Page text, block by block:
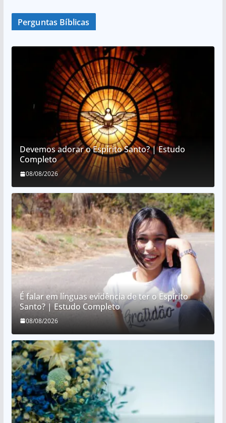
Perguntas Bíblicas
Devemos adorar o Espírito Santo? | Estudo
Completo
08/08/2026
É falar em línguas evidência de ter o Espírito
Santo? | Estudo Completo
08/08/2026